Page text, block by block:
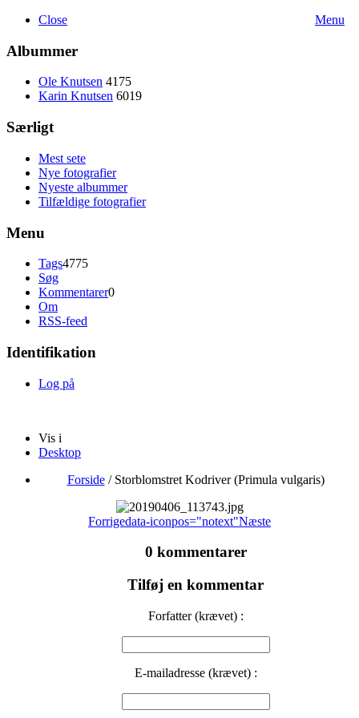
Menu
Close
Albummer
Ole Knutsen 4175
Karin Knutsen 6019
Særligt
Mest sete
Nye fotografier
Nyeste albummer
Tilfældige fotografier
Menu
Tags4775
Søg
Kommentarer0
Om
RSS-feed
Identifikation
Log på
Vis i
Desktop
Forside/ Storblomstret Kodriver (Primula vulgaris)
Forrigedata-iconpos="notext"Næste
0 kommentarer
Tilføj en kommentar
Forfatter (krævet) :
E-mailadresse (krævet) :